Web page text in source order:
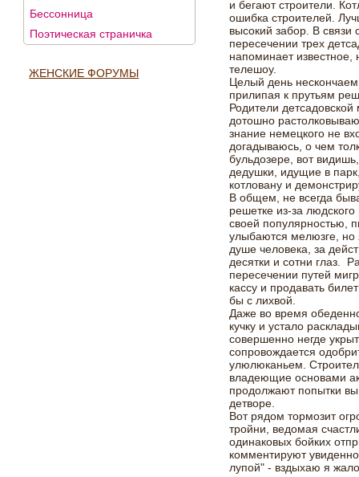
Бессонница
Поэтическая страничка
ЖЕНСКИЕ ФОРУМЫ
и бегают строители.
ошибка строителей.
высокий забор. В связи
пересечении трех
напоминает
телешоу.
Целый день
прилипая к прутьям
Родители
дотошно
знание немецкого не
догадываюсь, о чем
бульдозере, вот
дедушки, идущие в
котловану и
В общем, не всегда
решетке из-за
своей популярностью,
улыбаются мелюзге, но
душе человека, за
десятки и сотни глаз.
пересечении путей
кассу и продавать
бы с лихвой.
Даже во время
кучку и устало
совершенно негде
сопровождается
улюлюканьем.
владеющие основами
продолжают попытки
детворе.
Вот рядом тормозит
тройни, ведомая
одинаковых бойких
комментируют
лупой" - вздыхаю я